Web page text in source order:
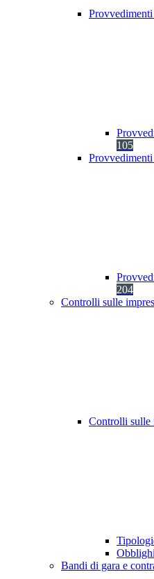
105
204
Controlli sulle
Controlli sulle
Bandi di gara e